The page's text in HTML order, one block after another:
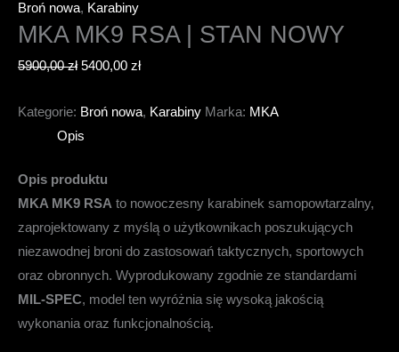
Broń nowa, Karabiny
MKA MK9 RSA | STAN NOWY
5900,00zł Pierwotna
wynosiła:
5900,00 zł.
5400,00 złAktualna
wynosi:
Kategorie: Broń nowa, Karabiny Marka: MKA
Opis
Opis produktu
MKA MK9 RSA to nowoczesny karabinek samopowtarzalny,
zaprojektowany z myślą o użytkownikach poszukujących
niezawodnej broni do zastosowań taktycznych, sportowych
oraz obronnych. Wyprodukowany zgodnie ze standardami
MIL-SPEC, model ten wyróżnia się wysoką jakością
wykonania oraz funkcjonalnością.